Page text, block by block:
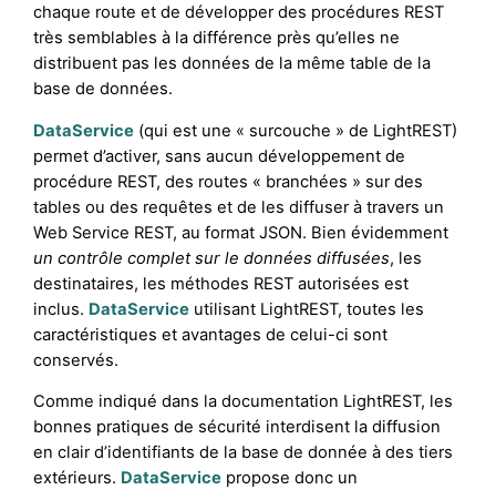
chaque route et de développer des procédures REST
très semblables à la différence près qu’elles ne
distribuent pas les données de la même table de la
base de données.
DataService (qui est une « surcouche » de LightREST)
permet d’activer, sans aucun développement de
procédure REST, des routes « branchées » sur des
tables ou des requêtes et de les diffuser à travers un
Web Service REST, au format JSON. Bien évidemment
un contrôle complet sur le données diffusées, les
destinataires, les méthodes REST autorisées est
inclus. DataService utilisant LightREST, toutes les
caractéristiques et avantages de celui-ci sont
conservés.
Comme indiqué dans la documentation LightREST, les
bonnes pratiques de sécurité interdisent la diffusion
en clair d’identifiants de la base de donnée à des tiers
extérieurs. DataService propose donc un